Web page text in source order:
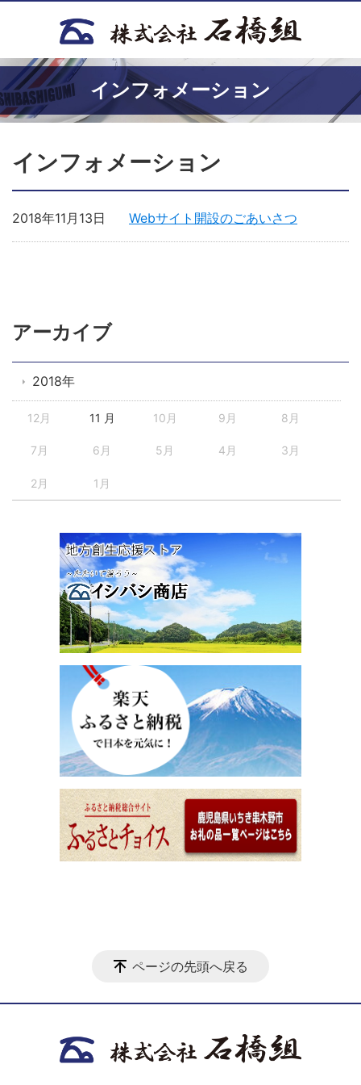
インフォメーション
インフォメーション
Webサイト開設のごあいさつ
2018年11月13日
アーカイブ
2018年
12月 11 月 10月 9月 8月
7月 6月 5月 4月 3月
2月 1月
ページの先頭へ戻る